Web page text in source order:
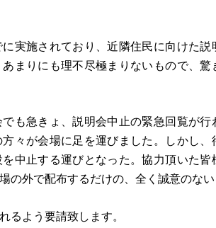
実施されており、近隣住民に向けた説
まりにも理不尽極まりないもので、驚
も急きょ、説明会中止の緊急回覧が行
々が会場に足を運びました。しかし、
中止する運びとなった。協力頂いた皆
の外で配布するだけの、全く誠意のない
るよう要請致します。